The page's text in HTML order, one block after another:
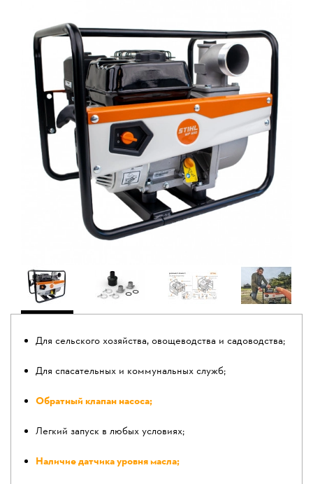
Для сельского хозяйства, овощеводства и садоводства;
Для спасательных и коммунальных служб;
Обратный клапан насоса;
Легкий запуск в любых условиях;
Наличие датчика уровня масла;